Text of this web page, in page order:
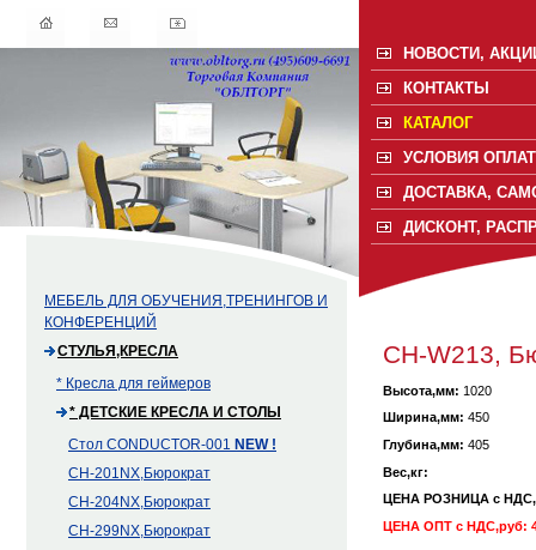
МЕБЕЛЬ ДЛЯ ОБУЧЕНИЯ,ТРЕНИНГОВ И
КОНФЕРЕНЦИЙ
СТУЛЬЯ,КРЕСЛА
* Кресла для геймеров
* ДЕТСКИЕ КРЕСЛА И СТОЛЫ
Стол CONDUCTOR-001 NEW !
CH-201NX,Бюрократ
CH-204NX,Бюрократ
CH-299NX,Бюрократ
НОВОСТИ,
КОНТАКТЫ
КАТАЛОГ
УСЛОВИЯ
ДОСТАВКА,
ДИСКОНТ,
CH-W213,
Высота,мм: 1020
Ширина,мм: 450
Глубина,мм: 405
Вес,кг:
ЦЕНА РОЗНИЦА с
ЦЕНА ОПТ с НДС,руб: